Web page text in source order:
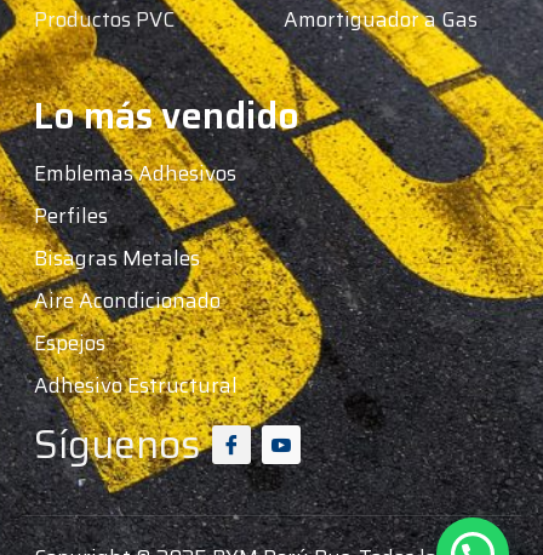
Productos PVC
Amortiguador a Gas
Lo más vendido
Emblemas Adhesivos
Perfiles
Bisagras Metales
Aire Acondicionado
Espejos
Adhesivo Estructural
Síguenos